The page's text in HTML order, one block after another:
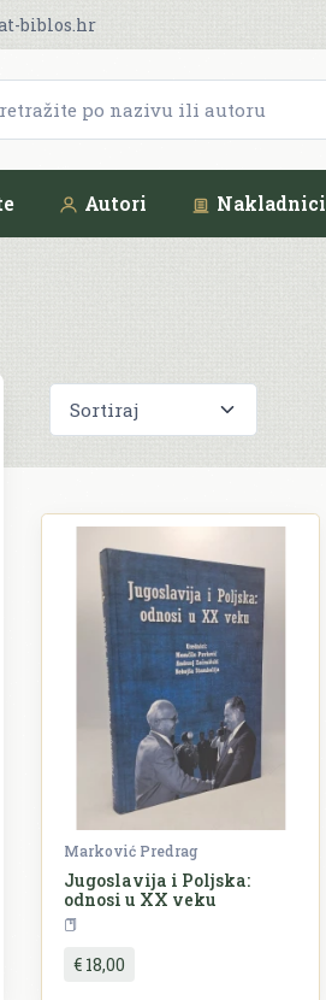
biblos.hr
Autori Nakladnici
Marković Predrag
Jugoslavija i Poljska:
odnosi u XX veku
€ 18,00